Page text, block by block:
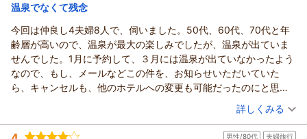
ブッフェの豊富なメニューは当館の自慢の一つでございますの
いです。
これからも、お客様に心からリラックスしていただけるホテル
を目指し、スタッフ一同精進してまいります。
またお近くにお越しの際は、ぜひ当ホテルへお立ち寄りくださ
いませ。
お客様のまたのご来館を、心よりお待ち申し上げております。
（返信日：2026/05/25）
室内露天風呂とご飯が決め手でまた行きたいお宿です。富士山は
なかなかお目にかかれることがなく、過去にも1回みれたかどうか
ですが笑、景色が綺麗なのであまりきにしておりません。是非施
設まわりのお散歩もして、写真映えするスポットで記念を残して
ほしいお宿です。
宿泊価格帯： 26,001～27,000円(大人一人あたり/税込)
龍宮城スパ・ホテル三日月 富士見亭からの返信
いくえ 様
いつも当館をご愛顧いただき、誠にありがとうございます。
また、お忙しい中、温かいご感想をお寄せいただきましたこ
と、重ねて御礼申し上げます。
土日の花火につきましても、今回はお食事の後にゆったりとお
楽しみいただけたようで何よりでございます。
温泉でなくて残念
今回は仲良し4夫婦8人で、伺いました。50代、60代、70代と年
齢層が高いので、温泉が最大の楽しみでしたが、温泉が出ていま
せんでした。1月に予約して、３月には温泉が出ていなかったよう
なので、もし、メールなどこの件を、お知らせいただいていた
ら、キャンセルも、他のホテルへの変更も可能だったのにと思
い、フロントに問い合わせしました。結果、チェックアウトを一
時間伸ばして貰うことになりましたが、みんなに、三日月を推し
た私はいたたまれませんでした。連絡頂きたかったです。
（投稿日：2026/05/15）
宿泊時期： 2026年05月宿泊 (友達旅行)
詳しくみる
男性/80代 夫婦旅行